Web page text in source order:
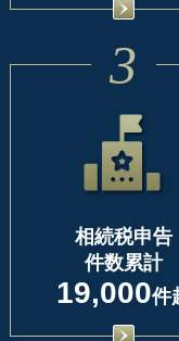
3
相続税申告
件数累計
19,000件